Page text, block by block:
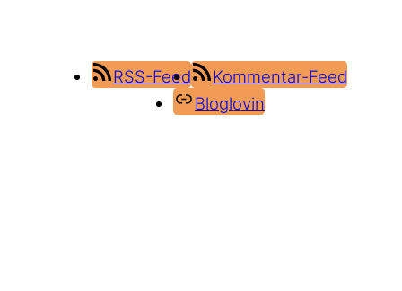
RSS-Feed
Kommentar-Feed
Bloglovin